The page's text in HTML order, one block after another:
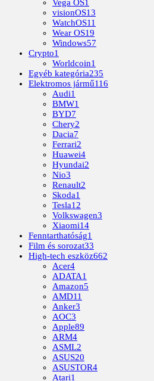
Vega OS1
visionOS13
WatchOS11
Wear OS19
Windows57
Crypto1
Worldcoin1
Egyéb kategória235
Elektromos jármű116
Audi1
BMW1
BYD7
Chery2
Dacia7
Ferrari2
Huawei4
Hyundai2
Nio3
Renault2
Skoda1
Tesla12
Volkswagen3
Xiaomi14
Fenntarthatóság1
Film és sorozat33
High-tech eszköz662
Acer4
ADATA1
Amazon5
AMD11
Anker3
AOC3
Apple89
ARM4
ASML2
ASUS20
ASUSTOR4
Atari1